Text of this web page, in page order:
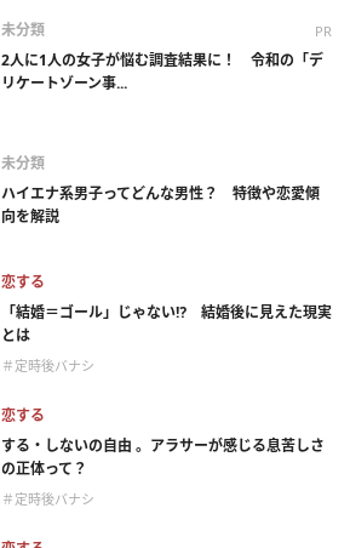
未分類 PR
2人に1人の女子が悩む調査結果に！ 令和の「デ
リケートゾーン事...
未分類
ハイエナ系男子ってどんな男性？ 特徴や恋愛傾
向を解説
恋する
「結婚＝ゴール」じゃない⁉ 結婚後に見えた現実
とは
＃定時後バナシ
恋する
する・しないの自由 。アラサーが感じる息苦しさ
の正体って？
＃定時後バナシ